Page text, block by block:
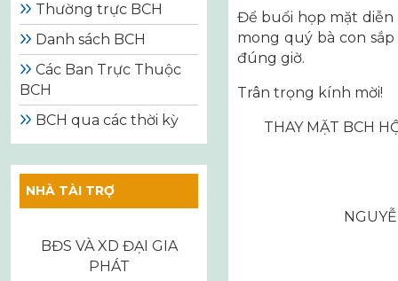
Thường trực BCH
Danh sách BCH
Các Ban Trực Thuộc
BCH
BCH qua các thời kỳ
NHÀ TÀI TRỢ
BĐS VÀ XD ĐẠI GIA
PHÁT
Để buổi họp mặt diễn
mong quý bà con
đúng giờ.
Trân trọng kính mời!
THAY MẶT BCH